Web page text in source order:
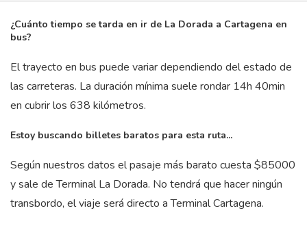
¿Cuánto tiempo se tarda en ir de La Dorada a Cartagena en
bus?
El trayecto en bus puede variar dependiendo del estado de
las carreteras. La duración mínima suele rondar 14h 40min
en cubrir los 638 kilómetros.
Estoy buscando billetes baratos para esta ruta...
Según nuestros datos el pasaje más barato cuesta $85000
y sale de Terminal La Dorada. No tendrá que hacer ningún
transbordo, el viaje será directo a Terminal Cartagena.